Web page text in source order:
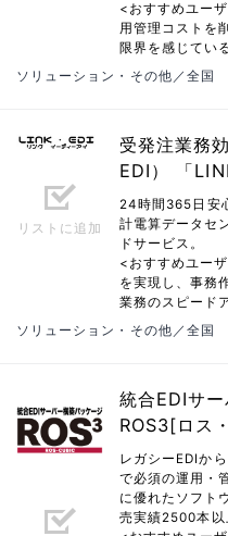
<おすすめユー
用管理コストを
限界を感じてい
ソリューション・その他／全国
リストに追加
受発注業務
EDI） 「
24時間365日安
計電算データセ
ドサービス。
<おすすめユー
を実現し、事務
業務のスピード
ソリューション・その他／全国
統合EDIサ
ROS3[ロス
レガシーEDIか
で必須の運用・
に優れたソフト
売実績2500本以